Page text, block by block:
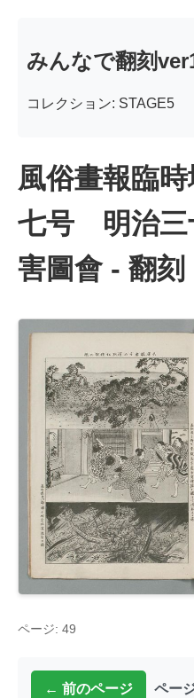
みんなで翻刻
コレクション: STAGE5
風俗畫報臨
七号 明治三
害圖會 - 翻刻
ページ: 49
← 前のページ ペー